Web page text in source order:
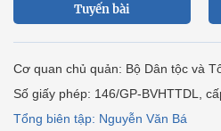
Tuyến bài
Cơ quan chủ quản: Bộ Dân tộc và
Số giấy phép: 146/GP-BVHTTDL,
Tổng biên tập: Nguyễn Văn Bá